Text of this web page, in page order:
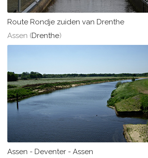
Route Rondje zuiden van Drenthe
Assen (Drenthe)
Assen - Deventer - Assen